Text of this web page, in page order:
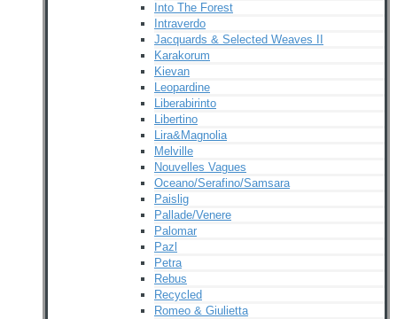
Into The Forest
Intraverdo
Jacquards & Selected Weaves II
Karakorum
Kievan
Leopardine
Liberabirinto
Libertino
Lira&Magnolia
Melville
Nouvelles Vagues
Oceano/Serafino/Samsara
Paislig
Pallade/Venere
Palomar
Pazl
Petra
Rebus
Recycled
Romeo & Giulietta